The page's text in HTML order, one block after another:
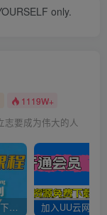
only.
1119W+
志要成为伟大的人
全网VIP课程 无损下载~